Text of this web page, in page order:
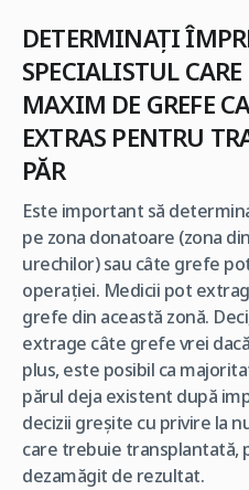
DETERMINAŢI
SPECIALISTUL
MAXIM DE GREFE
EXTRAS PENTRU
PĂR
Este important să
pe zona donatoare (zona
urechilor) sau câte grefe
operaţiei. Medicii pot
grefe din această zonă.
extrage câte grefe vrei
plus, este posibil ca
părul deja existent după
decizii greşite cu privire la
care trebuie transplantată,
dezamăgit de rezultat.